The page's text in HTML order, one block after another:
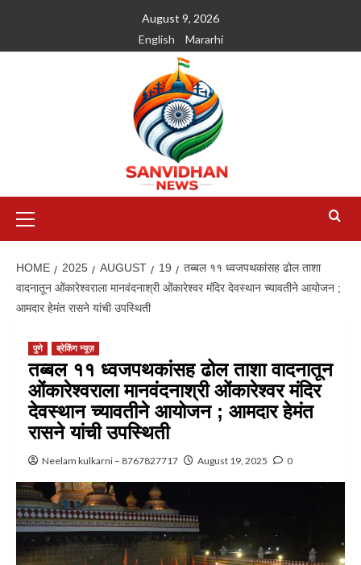
August 9, 2026
English
Mararhi
HOME 2025 AUGUST 19
तब्बल ११ ध्वजपथकांसह ढोल ताशा
वादनातून ओंकारेश्वराला मानवंदनाश्री ओंकारेश्वर मंदिर देवस्थान च्यावतीने आयोजन ;
आमदार हेमंत रासने यांची उपस्थिती
पुणे ब्रेकिंग न्यूज़
तब्बल ११ ध्वजपथकांसह ढोल ताशा वादनातून
ओंकारेश्वराला मानवंदनाश्री ओंकारेश्वर मंदिर
देवस्थान च्यावतीने आयोजन ; आमदार हेमंत
रासने यांची उपस्थिती
Neelam kulkarni – 8767827717 August 19, 2025 0